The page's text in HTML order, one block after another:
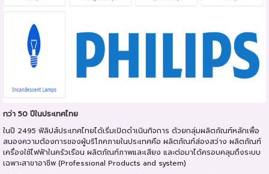
กว่า 50 ปีในประเทศไทย
ในปี 2495 ฟิลิปส์ประเทศไทยได้เริ่มเปิดดำเนินกิจการ ด้วยกลุ่มผลิตภัณฑ์หลักเพื่อ
สนองความต้องการของผู้บริโภคภายในประเทศคือ ผลิตภัณฑ์ส่องสว่าง ผลิตภัณฑ์
เครื่องใช้ไฟฟ้าในครัวเรือน ผลิตภัณฑ์ภาพและเสียง และต่อมาได้ครอบคลุมถึงระบบ
เฉพาะสาขาอาชีพ (Professional Products and system)